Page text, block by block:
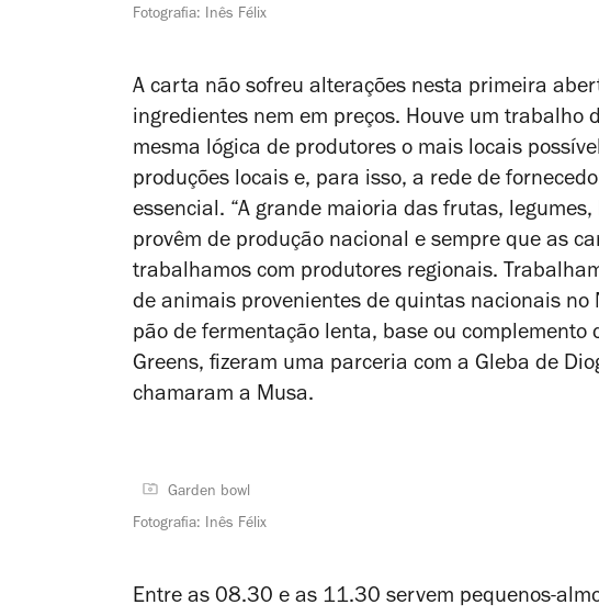
Fotografia: Inês Félix
A carta não sofreu alterações nesta primeira
ingredientes nem em preços. Houve um trabalho
mesma lógica de produtores o mais locais
produções locais e, para isso, a rede de
essencial. “A grande maioria das frutas,
provêm de produção nacional e sempre que as
trabalhamos com produtores regionais.
de animais provenientes de quintas nacionais no
pão de fermentação lenta, base ou complemento
Greens, fizeram uma parceria com a Gleba de
chamaram a Musa.
Garden bowl
Fotografia: Inês Félix
Entre as 08.30 e as 11.30 servem pequenos-